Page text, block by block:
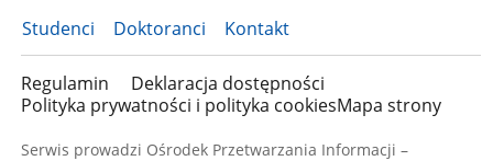
Studenci Doktoranci Kontakt
Regulamin
Deklaracja dostępności
Polityka prywatności i polityka cookiesMapa strony
Serwis prowadzi Ośrodek Przetwarzania Informacji –